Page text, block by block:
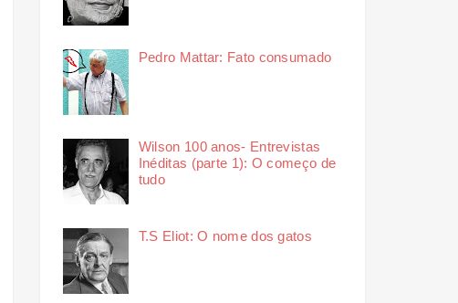
Pedro Mattar: Fato consumado
Wilson 100 anos- Entrevistas
Inéditas (parte 1): O começo de
tudo
T.S Eliot: O nome dos gatos